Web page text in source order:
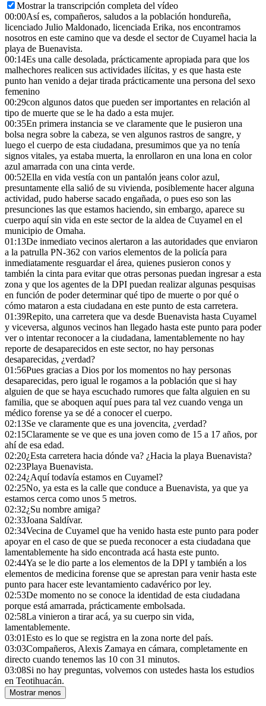
Mostrar la transcripción completa del vídeo
00:00Así es, compañeros, saludos a la población hondureña,
licenciado Julio Maldonado, licenciada Erika, nos encontramos
nosotros en este camino que va desde el sector de Cuyamel hacia la
playa de Buenavista.
00:14Es una calle desolada, prácticamente apropiada para que los
malhechores realicen sus actividades ilícitas, y es que hasta este
punto han venido a dejar tirada prácticamente una persona del sexo
femenino
00:29con algunos datos que pueden ser importantes en relación al
tipo de muerte que se le ha dado a esta mujer.
00:35En primera instancia se ve claramente que le pusieron una
bolsa negra sobre la cabeza, se ven algunos rastros de sangre, y
luego el cuerpo de esta ciudadana, presumimos que ya no tenía
signos vitales, ya estaba muerta, la enrollaron en una lona en color
azul amarrada con una cinta verde.
00:52Ella en vida vestía con un pantalón jeans color azul,
presuntamente ella salió de su vivienda, posiblemente hacer alguna
actividad, pudo haberse sacado engañada, o pues eso son las
presunciones las que estamos haciendo, sin embargo, aparece su
cuerpo aquí sin vida en este sector de la aldea de Cuyamel en el
municipio de Omaha.
01:13De inmediato vecinos alertaron a las autoridades que enviaron
a la patrulla PN-362 con varios elementos de la policía para
inmediatamente resguardar el área, quienes pusieron conos y
también la cinta para evitar que otras personas puedan ingresar a esta
zona y que los agentes de la DPI puedan realizar algunas pesquisas
en función de poder determinar qué tipo de muerte o por qué o
cómo mataron a esta ciudadana en este punto de esta carretera.
01:39Repito, una carretera que va desde Buenavista hasta Cuyamel
y viceversa, algunos vecinos han llegado hasta este punto para poder
ver o intentar reconocer a la ciudadana, lamentablemente no hay
reporte de desaparecidos en este sector, no hay personas
desaparecidas, ¿verdad?
01:56Pues gracias a Dios por los momentos no hay personas
desaparecidas, pero igual le rogamos a la población que si hay
alguien de que se haya escuchado rumores que falta alguien en su
familia, que se aboquen aquí pues para tal vez cuando venga un
médico forense ya se dé a conocer el cuerpo.
02:13Se ve claramente que es una jovencita, ¿verdad?
02:15Claramente se ve que es una joven como de 15 a 17 años, por
ahí de esa edad.
02:20¿Esta carretera hacia dónde va? ¿Hacia la playa Buenavista?
02:23Playa Buenavista.
02:24¿Aquí todavía estamos en Cuyamel?
02:25No, ya esta es la calle que conduce a Buenavista, ya que ya
estamos cerca como unos 5 metros.
02:32¿Su nombre amiga?
02:33Joana Saldívar.
02:34Vecina de Cuyamel que ha venido hasta este punto para poder
apoyar en el caso de que se pueda reconocer a esta ciudadana que
lamentablemente ha sido encontrada acá hasta este punto.
02:44Ya se le dio parte a los elementos de la DPI y también a los
elementos de medicina forense que se aprestan para venir hasta este
punto para hacer este levantamiento cadavérico por ley.
02:53De momento no se conoce la identidad de esta ciudadana
porque está amarrada, prácticamente embolsada.
02:58La vinieron a tirar acá, ya su cuerpo sin vida,
lamentablemente.
03:01Esto es lo que se registra en la zona norte del país.
03:03Compañeros, Alexis Zamaya en cámara, completamente en
directo cuando tenemos las 10 con 31 minutos.
03:08Si no hay preguntas, volvemos con ustedes hasta los estudios
en Teotihuacán.
Mostrar menos